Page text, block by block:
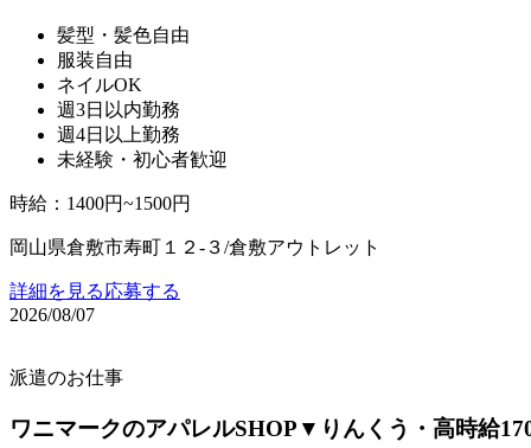
髪型・髪色自由
服装自由
ネイルOK
週3日以内勤務
週4日以上勤務
未経験・初心者歓迎
時給 ： 1400円~1500円
岡山県倉敷市寿町１２‐３/倉敷アウトレット
詳細を見る応募する
2026/08/07
派遣のお仕事
ワニマークのアパレルSHOP▼りんくう・高時給